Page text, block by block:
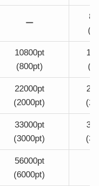
ー
10800pt
(800pt)
22000pt
(2000pt)
33000pt
(3000pt)
56000pt
(6000pt)